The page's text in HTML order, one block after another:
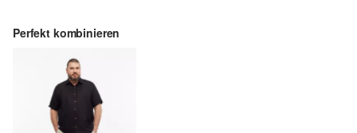
Perfekt kombinieren